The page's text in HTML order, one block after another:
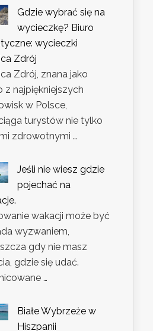
Gdzie wybrać się na
wycieczkę? Biuro
wycieczki
Zdrój
Zdrój, znana jako
z najpiękniejszych
w Polsce,
turystów nie tylko
zdrowotnymi …
Jeśli nie wiesz gdzie
pojechać na
wakacji może być
wyzwaniem,
gdy nie masz
gdzie się udać.
…
Białe Wybrzeże w
Hiszpanii